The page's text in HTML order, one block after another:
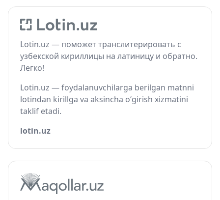
Lotin.uz — поможет транслитерировать с
узбекской кириллицы на латиницу и обратно.
Легко!
Lotin.uz — foydalanuvchilarga berilgan matnni
lotindan kirillga va aksincha o‘girish xizmatini
taklif etadi.
lotin.uz